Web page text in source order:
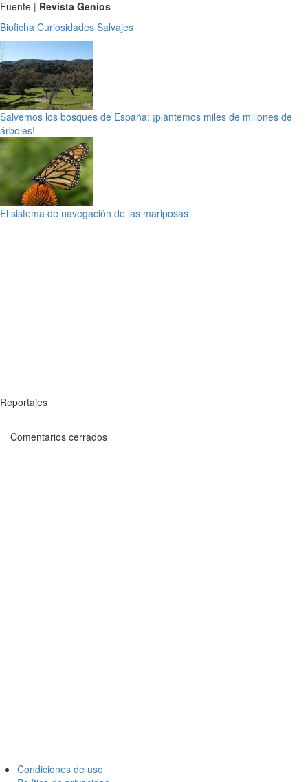
Fuente | Revista Genios
Bioficha Curiosidades Salvajes
Salvemos los bosques de España: ¡plantemos miles de millones de
árboles!
El sistema de navegación de las mariposas
Reportajes
Comentarios cerrados
Condiciones de uso